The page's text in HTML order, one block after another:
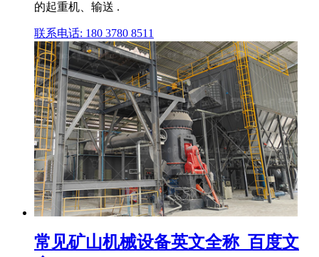
的起重机、输送 .
联系电话: 180 3780 8511
常见矿山机械设备英文全称_百度文